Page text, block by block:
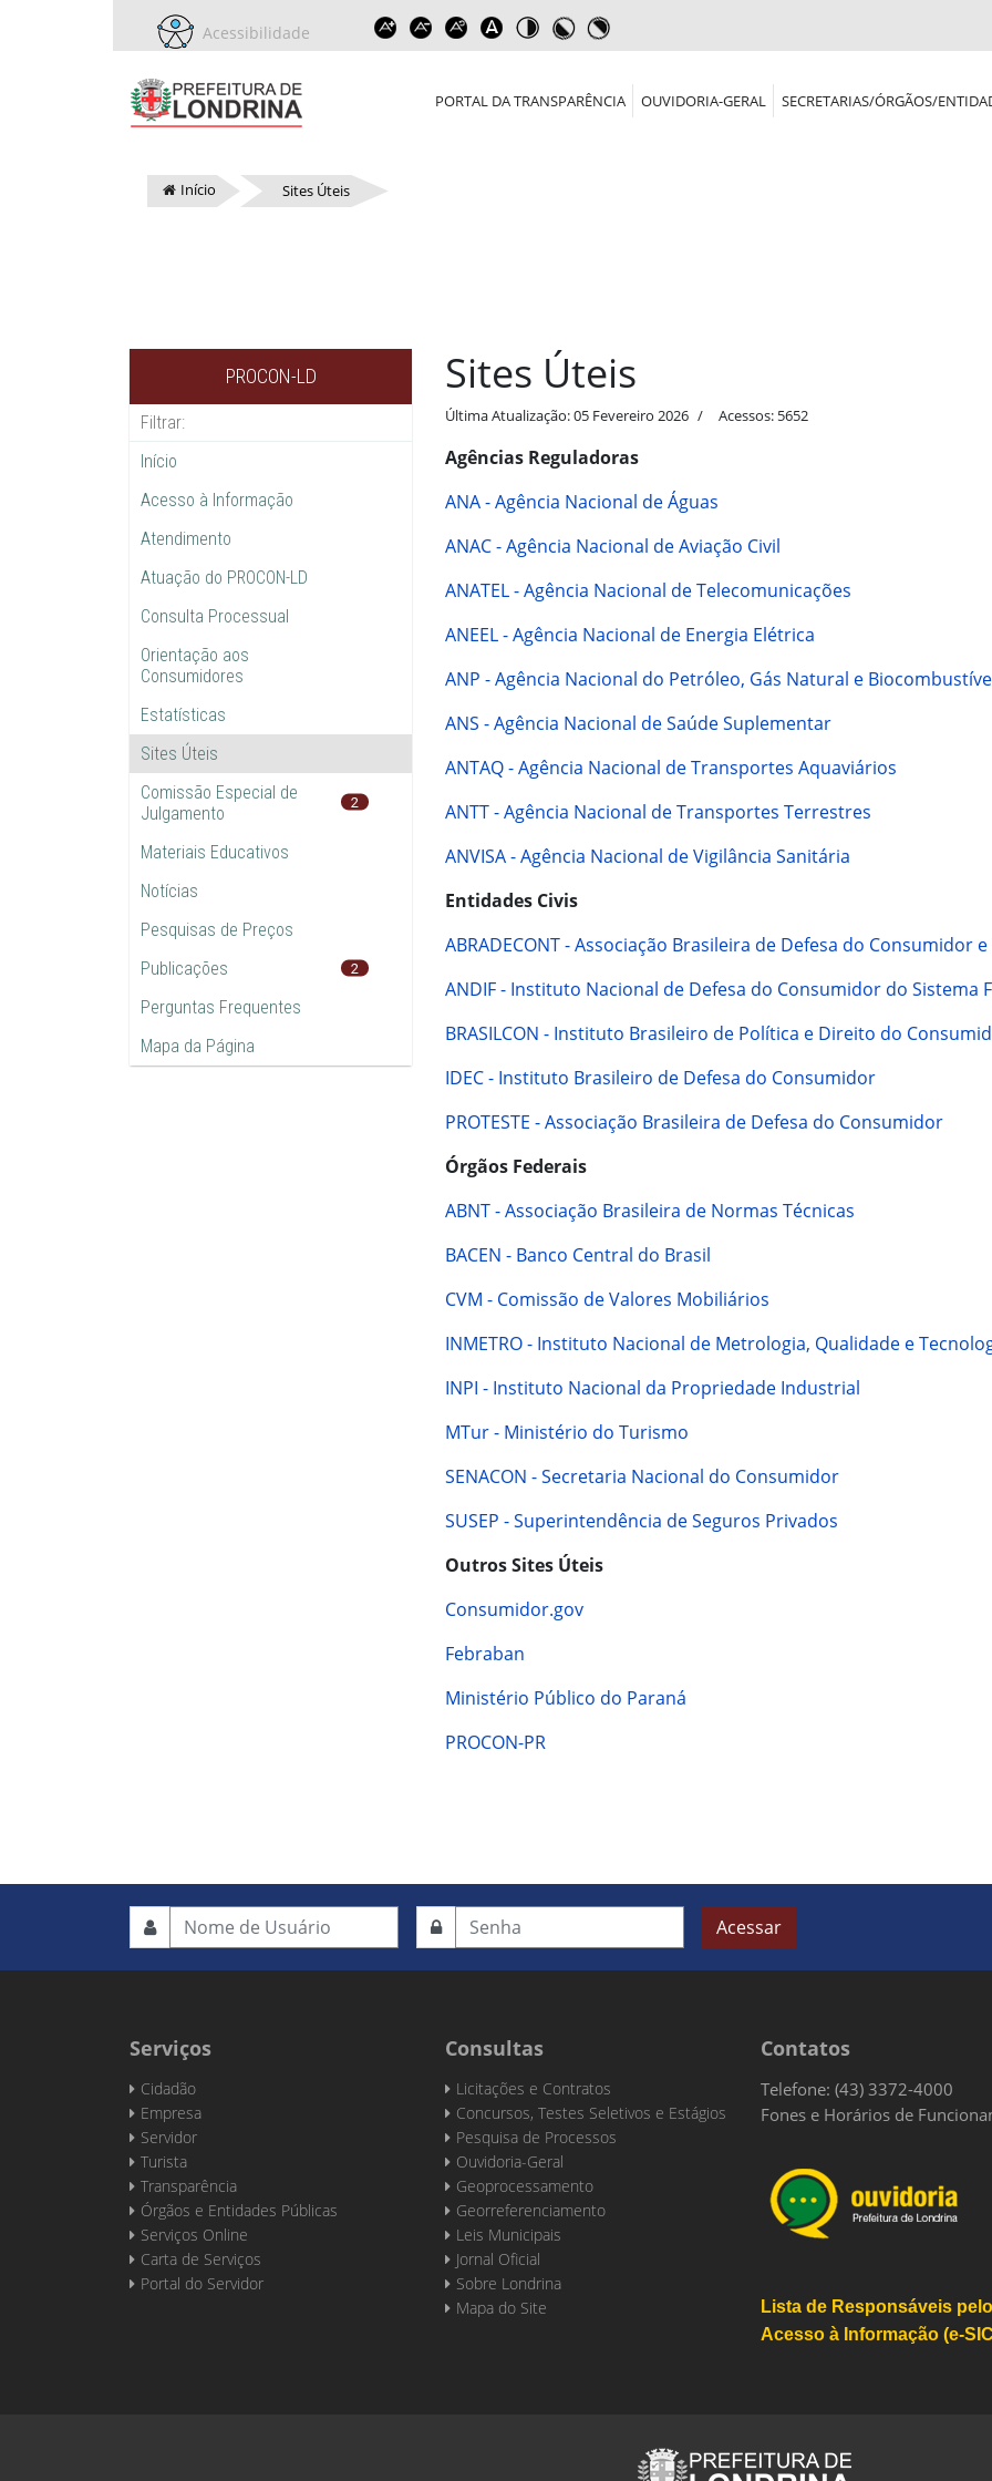
Acessibilidade
PORTAL DA TRANSPARÊNCIA OUVIDORIA-GERAL SECRETARIAS/ÓRGÃOS/
Início Sites Úteis
PROCON-LD
Início
Acesso à Informação
Atendimento
Atuação do PROCON-LD
Consulta Processual
Orientação aos
Consumidores
Estatísticas
Sites Úteis
Comissão Especial de
Julgamento
2
Materiais Educativos
Notícias
Pesquisas de Preços
Publicações
2
Perguntas Frequentes
Mapa da Página
Sites Úteis
Última Atualização: 05 Fevereiro 2026 Acessos: 5652
Agências Reguladoras
ANA - Agência Nacional de Águas
ANAC - Agência Nacional de Aviação Civil
ANATEL - Agência Nacional de Telecomunicações
ANEEL - Agência Nacional de Energia Elétrica
ANP - Agência Nacional do Petróleo, Gás Natural e
ANS - Agência Nacional de Saúde Suplementar
ANTAQ - Agência Nacional de Transportes Aquaviários
ANTT - Agência Nacional de Transportes Terrestres
ANVISA - Agência Nacional de Vigilância Sanitária
Entidades Civis
ABRADECONT - Associação Brasileira de Defesa do Consumidor
ANDIF - Instituto Nacional de Defesa do Consumidor do Sistema
BRASILCON - Instituto Brasileiro de Política e Direito do
IDEC - Instituto Brasileiro de Defesa do Consumidor
PROTESTE - Associação Brasileira de Defesa do Consumidor
Órgãos Federais
ABNT - Associação Brasileira de Normas Técnicas
BACEN - Banco Central do Brasil
CVM - Comissão de Valores Mobiliários
INMETRO - Instituto Nacional de Metrologia, Qualidade e
INPI - Instituto Nacional da Propriedade Industrial
MTur - Ministério do Turismo
SENACON - Secretaria Nacional do Consumidor
SUSEP - Superintendência de Seguros Privados
Outros Sites Úteis
Consumidor.gov
Febraban
Ministério Público do Paraná
PROCON-PR
Acessar
Serviços
Cidadão
Empresa
Servidor
Turista
Transparência
Órgãos e Entidades Públicas
Serviços Online
Carta de Serviços
Portal do Servidor
Consultas
Licitações e Contratos
Concursos, Testes Seletivos e Estágios
Pesquisa de Processos
Ouvidoria-Geral
Geoprocessamento
Georreferenciamento
Leis Municipais
Jornal Oficial
Sobre Londrina
Mapa do Site
Contatos
Telefone: (43) 3372-4000
Fones e Horários de
Lista de Responsáveis pelo
Acesso à Informação (e-